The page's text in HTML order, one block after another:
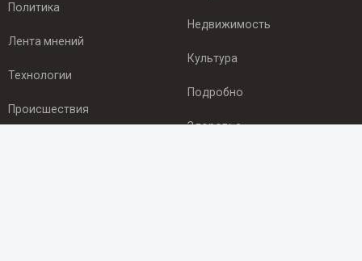
Политика
Лента мнений
Технологии
Происшествия
Недвижимость
Культура
Подробно
Здоровье